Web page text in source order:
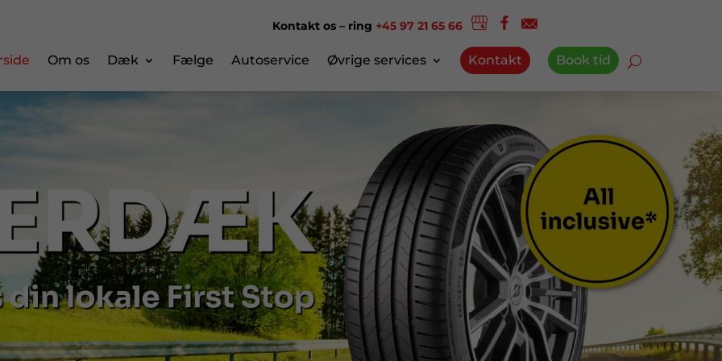
Kontakt os – ring +45 97 21 65 66
Om os Dæk Fælge Autoservice Øvrige services Kontakt Book tid